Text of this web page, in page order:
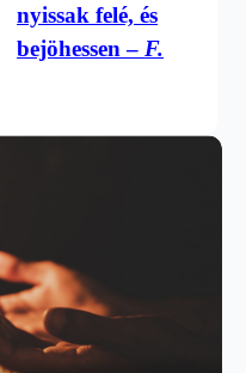
nyissak felé, és
bejöhessen – F.